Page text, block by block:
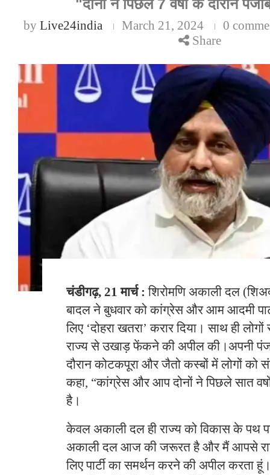
"दोनों ने पिछले 7 वर्षों के दौरान
byLive24india March 21, 2024
0
Share
चंडीगढ़, 21 मार्च : शिरोमणि अकाली दल
बादल ने बुधवार को कांग्रेस और आम आदमी
लिए ‘दोहरा खतरा’ करार दिया। साथ ही
राज्य से उखाड़ फेंकने की अपील की।अपनी
दौरान कोटकपूरा और जैतो कस्बों में लोगों को
कहा, “कांग्रेस और आप दोनों ने पिछले सात
है।
केवल अकाली दल ही राज्य को विकास के पथ
अकाली दल आज की जरूरत है और मैं आपसे
लिए पार्टी का समर्थन करने की अपील करता